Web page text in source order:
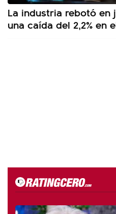
La industria rebotó en
una caída del 2,2% en